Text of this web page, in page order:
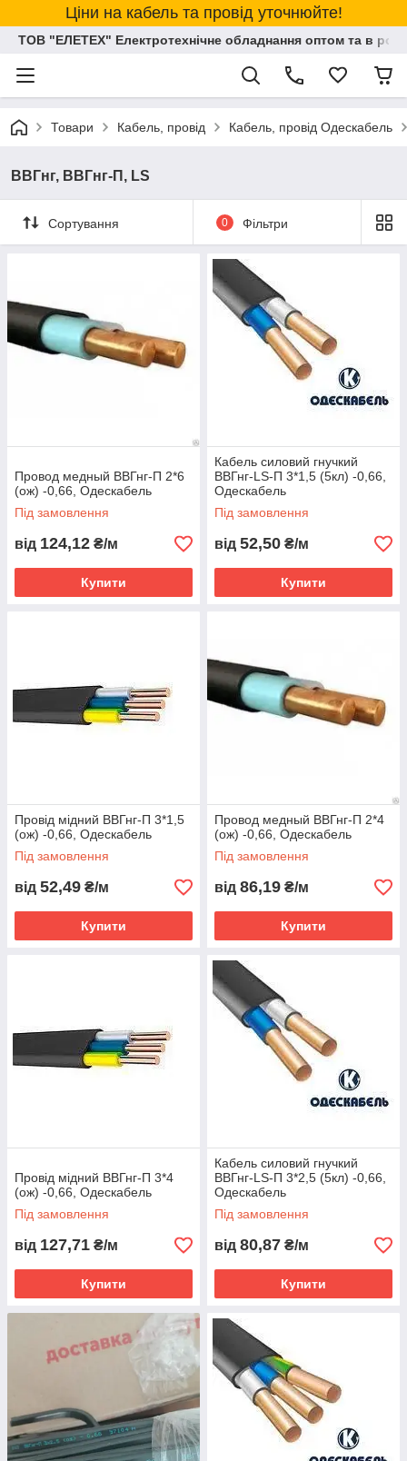
Ціни на кабель та провід уточнюйте!
ТОВ "ЕЛЕТЕХ" Електротехнічне обладнання оптом та в
Товари Кабель, провід Кабель, провід Одескабель
ВВГнг, ВВГнг-П, LS
Сортування 0 Фільтри
Провод медный ВВГнг-П 2*6
(ож) -0,66, Одескабель
Під замовлення
від 124,12 ₴/м
Купити
Кабель силовий гнучкий
ВВГнг-LS-П 3*1,5 (5кл) -0,66,
Одескабель
Під замовлення
від 52,50 ₴/м
Купити
Провід мідний ВВГнг-П 3*1,5
(ож) -0,66, Одескабель
Під замовлення
від 52,49 ₴/м
Купити
Провод медный ВВГнг-П 2*4
(ож) -0,66, Одескабель
Під замовлення
від 86,19 ₴/м
Купити
Провід мідний ВВГнг-П 3*4
(ож) -0,66, Одескабель
Під замовлення
від 127,71 ₴/м
Купити
Кабель силовий гнучкий
ВВГнг-LS-П 3*2,5 (5кл) -0,66,
Одескабель
Під замовлення
від 80,87 ₴/м
Купити